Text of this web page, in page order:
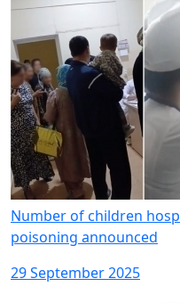
Number of children
poisoning announced
29 September 2025